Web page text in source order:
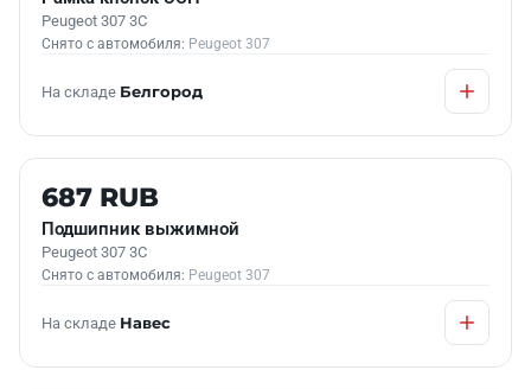
Peugeot 307 3C
Снято с автомобиля: Peugeot 307
На складе Белгород
Б/У В НАЛИЧИИ
687 RUB
Подшипник выжимной
Peugeot 307 3C
Снято с автомобиля: Peugeot 307
На складе Навес